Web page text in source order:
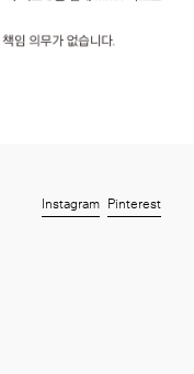
Instagram Pinterest